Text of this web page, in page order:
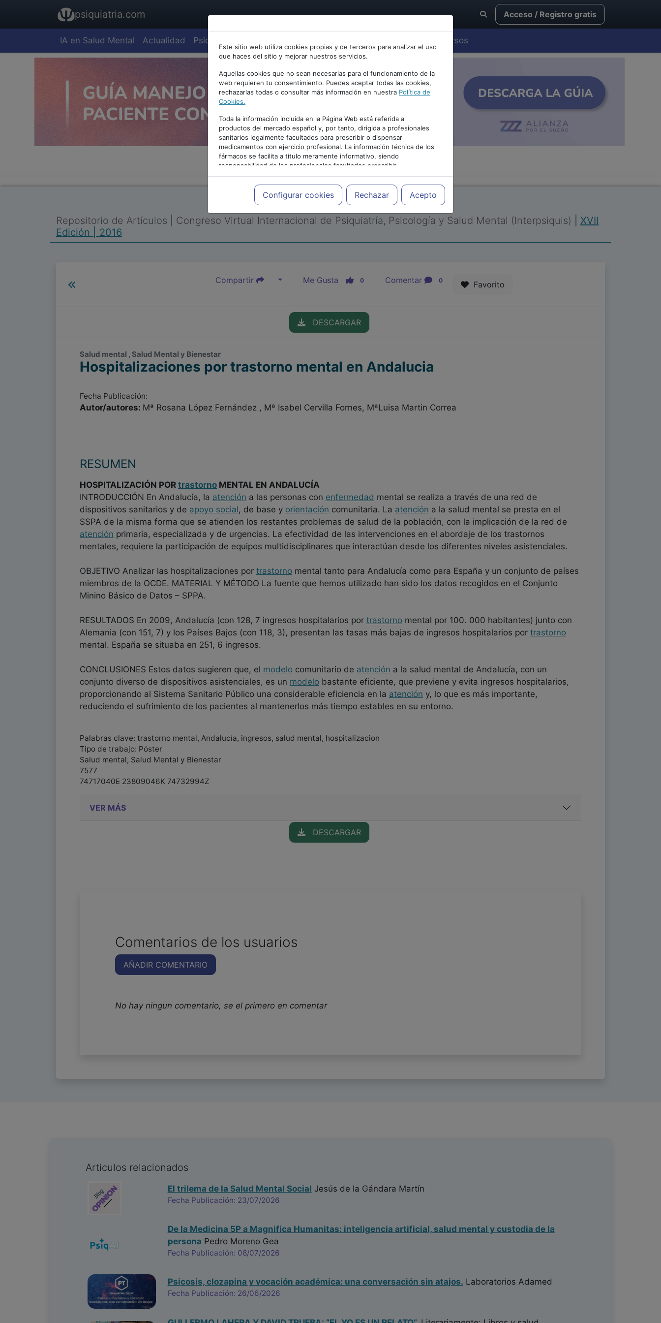
psiquiatria.com Acceso / Registro gratis
IA en Salud Mental Actualidad Psiquiatría Cursos
Este sitio web utiliza cookies propias y de terceros para analizar el uso
que haces del sitio y mejorar nuestros servicios.
Aquellas cookies que no sean necesarias para el funcionamiento de la
web requieren tu consentimiento. Puedes aceptar todas las cookies,
rechazarlas todas o consultar más información en nuestra Política de
Cookies.
Toda la información incluida en la Página Web está referida a
productos del mercado español y, por tanto, dirigida a profesionales
sanitarios legalmente facultados para prescribir o dispensar
medicamentos con ejercicio profesional. La información técnica de los
fármacos se facilita a título meramente informativo, siendo
responsabilidad de los profesionales facultados prescribir
medicamentos y decidir, en cada caso concreto, el tratamiento más
adecuado a las necesidades del paciente.
Configurar cookies Rechazar Acepto
PUBLICIDAD
Repositorio de Artículos Congreso Virtual Internacional de Psiquiatría, Psicología y Salud Mental (Interpsiquis)
XVII
Edición | 2016
Compartir Me Gusta 0 Comentar 0 Favorito
DESCARGAR
Salud mental , Salud Mental y Bienestar
Hospitalizaciones por trastorno mental en Andalucia
Fecha Publicación:
Autor/autores: Mª Rosana López Fernández , Mª Isabel Cervilla Fornes, MªLuisa Martin Correa
RESUMEN
HOSPITALIZACIÓN POR trastorno MENTAL EN ANDALUCÍA
INTRODUCCIÓN En Andalucía, la atención a las personas con enfermedad mental se realiza a través de una red de
dispositivos sanitarios y de apoyo social, de base y orientación comunitaria. La atención a la salud mental se presta en el
SSPA de la misma forma que se atienden los restantes problemas de salud de la población, con la implicación de la red de
atención primaria, especializada y de urgencias. La efectividad de las intervenciones en el abordaje de los trastornos
mentales, requiere la participación de equipos multidisciplinares que interactúan desde los diferentes niveles asistenciales.
OBJETIVO Analizar las hospitalizaciones por trastorno mental tanto para Andalucía como para España y un conjunto de países
miembros de la OCDE. MATERIAL Y MÉTODO La fuente que hemos utilizado han sido los datos recogidos en el Conjunto
Minino Básico de Datos – SPPA.
RESULTADOS En 2009, Andalucía (con 128, 7 ingresos hospitalarios por trastorno mental por 100. 000 habitantes) junto con
Alemania (con 151, 7) y los Países Bajos (con 118, 3), presentan las tasas más bajas de ingresos hospitalarios por trastorno
mental. España se situaba en 251, 6 ingresos.
CONCLUSIONES Estos datos sugieren que, el modelo comunitario de atención a la salud mental de Andalucía, con un
conjunto diverso de dispositivos asistenciales, es un modelo bastante eficiente, que previene y evita ingresos hospitalarios,
proporcionando al Sistema Sanitario Público una considerable eficiencia en la atención y, lo que es más importante,
reduciendo el sufrimiento de los pacientes al mantenerlos más tiempo estables en su entorno.
Palabras clave: trastorno mental, Andalucía, ingresos, salud mental, hospitalizacion
Tipo de trabajo: Póster
Salud mental, Salud Mental y Bienestar
7577
74717040E 23809046K 74732994Z
VER MÁS
DESCARGAR
Comentarios de los usuarios
AÑADIR COMENTARIO
No hay ningun comentario, se el primero en comentar
Articulos relacionados
El trilema de la Salud Mental Social Jesús de la Gándara Martín
Fecha Publicación: 23/07/2026
De la Medicina 5P a Magnifica Humanitas: inteligencia artificial, salud mental y custodia de la
persona Pedro Moreno Gea
Fecha Publicación: 08/07/2026
Psicosis, clozapina y vocación académica: una conversación sin atajos. Laboratorios Adamed
Fecha Publicación: 26/06/2026